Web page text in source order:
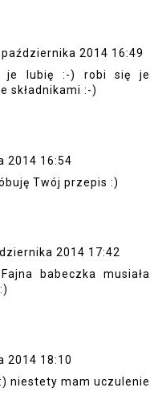
października 2014 16:49
je lubię :-) robi się je
składnikami :-)
2014 16:54
Twój przepis :)
2014 17:42
babeczka musiała
2014 18:10
niestety mam uczulenie